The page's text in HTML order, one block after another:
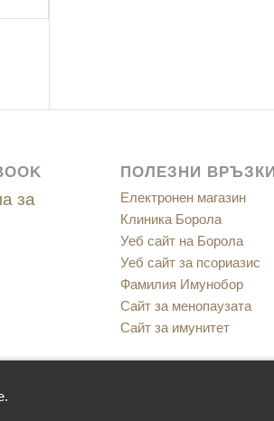
за
ПОЛЕЗНИ ВРЪЗКИ
Електронен магазин
Клиника Борола
Уеб сайт на Борола
Уеб сайт за псориазис
Фамилия Имунобор
Сайт за менопаузата
Сайт за имунитет